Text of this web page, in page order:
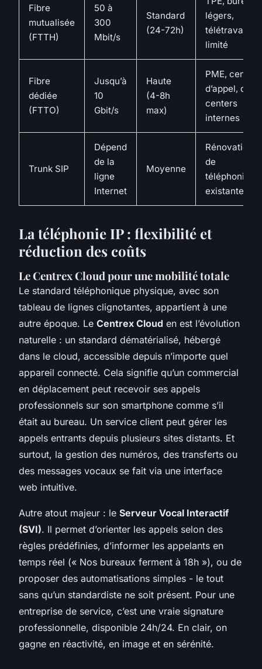
Fibre
mutualisée
(FTTH)
50 à
300
Mbit/s
Standard
(24-72h)
légers,
télétravail
limité
Fibre
dédiée
(FTTO)
Jusqu’à
10
Gbit/s
Haute
(4-8h
max)
PME, centres
d’appel, data
centers
internes
Trunk SIP
Dépend
de la
ligne
Internet
Moyenne
Rénovation
de
téléphonie
existante
La téléphonie IP : flexibilité et
réduction des coûts
Le Centrex Cloud pour une mobilité totale
Le standard téléphonique physique, avec son
tableau de lignes clignotantes, appartient à une
autre époque. Le Centrex Cloud en est l’évolution
naturelle : un standard dématérialisé, hébergé
dans le cloud, accessible depuis n’importe quel
appareil connecté. Cela signifie qu’un commercial
en déplacement peut recevoir ses appels
professionnels sur son smartphone comme s’il
était au bureau. Un service client peut gérer les
appels entrants depuis plusieurs sites distants. Et
surtout, la gestion des numéros, des transferts ou
des messages vocaux se fait via une interface
web intuitive.
Autre atout majeur : le Serveur Vocal Interactif
(SVI). Il permet d’orienter les appels selon des
règles prédéfinies, d’informer les appelants en
temps réel (« Nos bureaux ferment à 18h »), ou de
proposer des automatisations simples - le tout
sans qu’un standardiste ne soit présent. Pour une
entreprise de service, c’est une vraie signature
professionnelle, disponible 24h/24. En clair, on
gagne en réactivité, en image et en sérénité.